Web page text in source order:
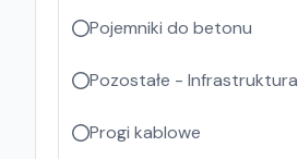
Pojemniki do betonu
Pozostałe - Infrastruktura
Progi kablowe